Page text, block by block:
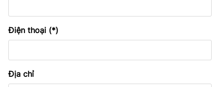
Điện thoại (*)
Địa chỉ